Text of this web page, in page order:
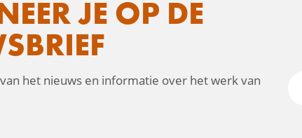
JE OP DE
het nieuws en informatie over het werk van